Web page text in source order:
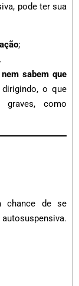
pode ter sua
;
.
sabem que
o que
graves, como
chance de se